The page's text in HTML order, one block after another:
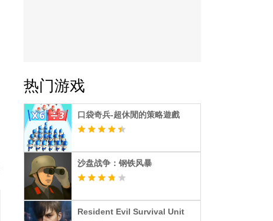
热门游戏
口袋奇兵-超休閒的策略遊戲
沙盘战争：钢铁风暴
Resident Evil Survival Unit